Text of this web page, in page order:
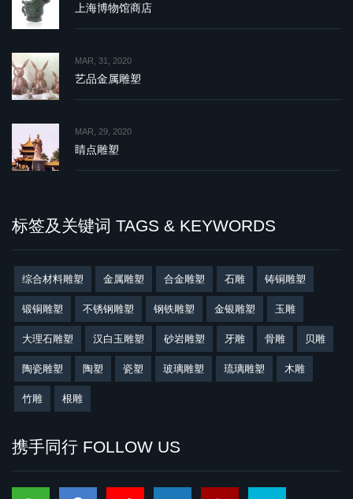
上海博物馆商店
MAR, 31, 2020
艺品金属雕塑
MAR, 29, 2020
睛点雕塑
标签及关键词 TAGS & KEYWORDS
综合材料雕塑 金属雕塑 合金雕塑 石雕 铸铜雕塑
锻铜雕塑 不锈钢雕塑 钢铁雕塑 金银雕塑 玉雕
大理石雕塑 汉白玉雕塑 砂岩雕塑 牙雕 骨雕 贝雕
陶瓷雕塑 陶塑 瓷塑 玻璃雕塑 琉璃雕塑 木雕
竹雕 根雕
携手同行 FOLLOW US